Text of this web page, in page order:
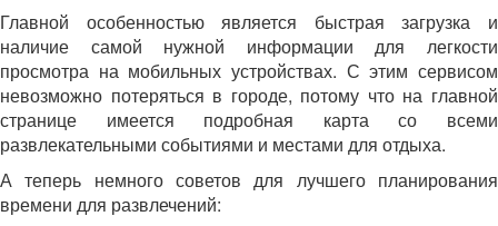
Главной особенностью является быстрая загрузка и
наличие самой нужной информации для легкости
просмотра на мобильных устройствах. С этим сервисом
невозможно потеряться в городе, потому что на главной
странице имеется подробная карта со всеми
развлекательными событиями и местами для отдыха.
А теперь немного советов для лучшего планирования
времени для развлечений: